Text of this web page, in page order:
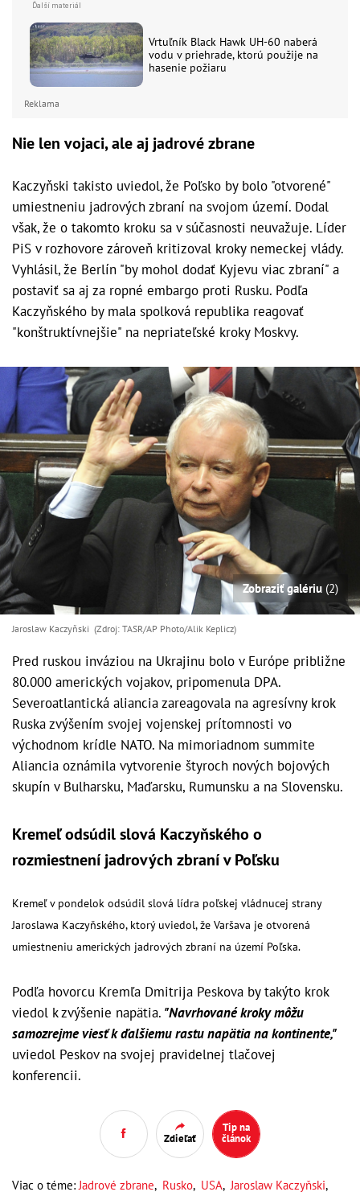
Vrtuľník Black Hawk UH-60 naberá
vodu v priehrade, ktorú použije na
hasenie požiaru
Reklama
Nie len vojaci, ale aj jadrové zbrane
Kaczyňski takisto uviedol, že Poľsko by bolo "otvorené"
umiestneniu jadrových zbraní na svojom území. Dodal
však, že o takomto kroku sa v súčasnosti neuvažuje. Líder
PiS v rozhovore zároveň kritizoval kroky nemeckej vlády.
Vyhlásil, že Berlín "by mohol dodať Kyjevu viac zbraní" a
postaviť sa aj za ropné embargo proti Rusku. Podľa
Kaczyňského by mala spolková republika reagovať
"konštruktívnejšie" na nepriateľské kroky Moskvy.
Zobraziť galériu (2)
Jaroslaw Kaczyňski (Zdroj: TASR/AP Photo/Alik Keplicz)
Pred ruskou inváziou na Ukrajinu bolo v Európe približne
80.000 amerických vojakov, pripomenula DPA.
Severoatlantická aliancia zareagovala na agresívny krok
Ruska zvýšením svojej vojenskej prítomnosti vo
východnom krídle NATO. Na mimoriadnom summite
Aliancia oznámila vytvorenie štyroch nových bojových
skupín v Bulharsku, Maďarsku, Rumunsku a na Slovensku.
Kremeľ odsúdil slová Kaczyňského o
rozmiestnení jadrových zbraní v Poľsku
Kremeľ v pondelok odsúdil slová lídra poľskej vládnucej strany
Jaroslawa Kaczyňského, ktorý uviedol, že Varšava je otvorená
umiestneniu amerických jadrových zbraní na území Poľska.
Podľa hovorcu Kremľa Dmitrija Peskova by takýto krok
viedol k zvýšenie napätia. "Navrhované kroky môžu
samozrejme viesť k ďalšiemu rastu napätia na kontinente,"
uviedol Peskov na svojej pravidelnej tlačovej
konferencii.
Zdieľať
Tip na
článok
Viac o téme: Jadrové zbrane, Rusko, USA,Jaroslaw Kaczyňski,